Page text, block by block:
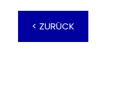
< ZURÜCK